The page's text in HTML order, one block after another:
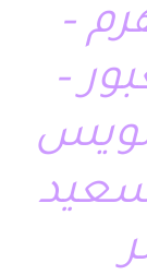
–
–